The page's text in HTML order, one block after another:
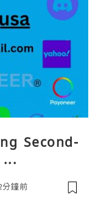
Second-
...
分鐘前